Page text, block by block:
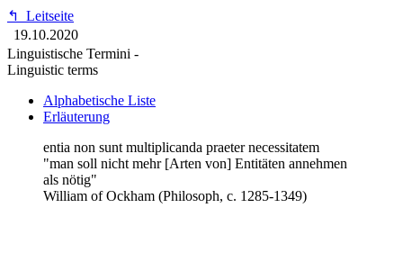
↰
Leitseite
19.10.2020
Linguistische Termini -
Linguistic terms
Alphabetische Liste
Erläuterung
entia non sunt multiplicanda praeter necessitatem
"man soll nicht mehr [Arten von] Entitäten annehmen
als nötig"
William of Ockham (Philosoph, c. 1285-1349)